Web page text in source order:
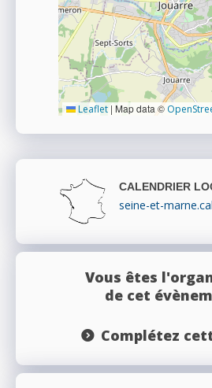
Leaflet | Map data ©
CALENDRIER
seine-et-
Vous êtes
de cet
Complétez